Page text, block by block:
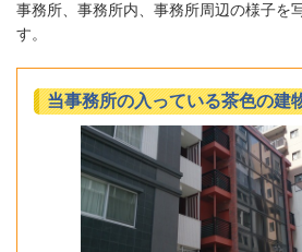
事務所、事務所内、事務所周辺の様子を
す。
当事務所の入っている茶色の建